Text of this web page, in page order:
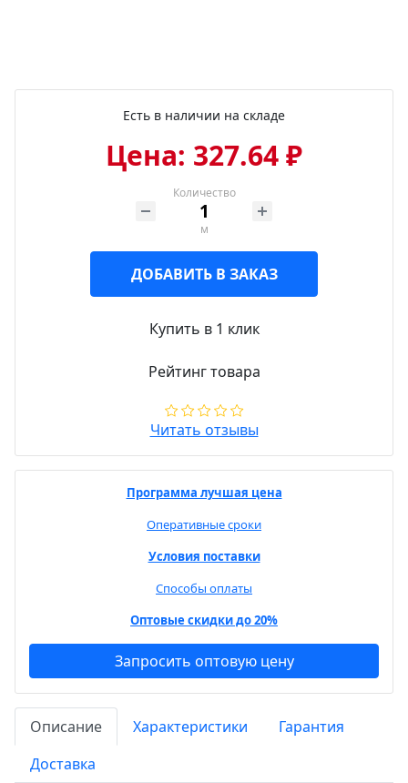
Есть в наличии на складе
Цена: 327.64 ₽
Количество
м
ДОБАВИТЬ В ЗАКАЗ
Купить в 1 клик
Рейтинг товара
Читать отзывы
Программа лучшая цена
Оперативные сроки
Условия поставки
Способы оплаты
Оптовые скидки до 20%
Запросить оптовую цену
Описание Характеристики
Гарантия
Доставка